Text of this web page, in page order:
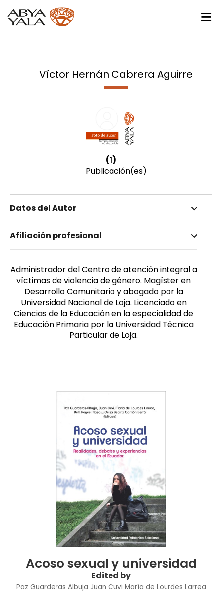
Víctor Hernán Cabrera Aguirre
(1)
Publicación(es)
Datos del Autor
Cabrera Aguirre, Víctor Hernán
Masculino
Afiliación profesional
Universidad Nacional de Loja
Administrador del Centro de atención integral a
víctimas de violencia de género. Magíster en
Desarrollo Comunitario y abogado por la
Universidad Nacional de Loja. Licenciado en
Ciencias de la Educación en la especialidad de
Educación Primaria por la Universidad Técnica
Particular de Loja.
Acoso sexual y universidad
Edited by
Paz Guarderas Albuja Juan Cuvi María de Lourdes Larrea